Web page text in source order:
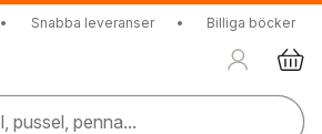
• Snabba leveranser • Billiga böcker
pussel, penna...